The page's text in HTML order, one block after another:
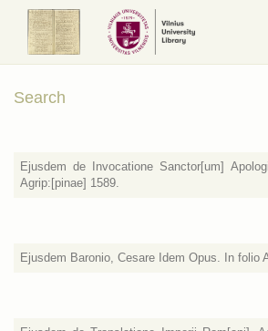
Search
Ejusdem de Invocatione Sanctor[um]
Agrip:[pinae] 1589.
Ejusdem Baronio, Cesare Idem Opus. In folio